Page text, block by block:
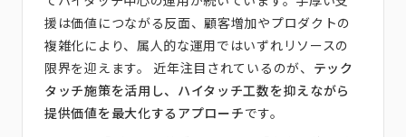
援は価値につながる反面、顧客増加やプロダクトの
複雑化により、属人的な運用ではいずれリソースの
限界を迎えます。 近年注目されているのが、 テック
タッチ施策を活用し、ハイタッチ工数を抑えながら
提供価値を最大化するアプローチです。